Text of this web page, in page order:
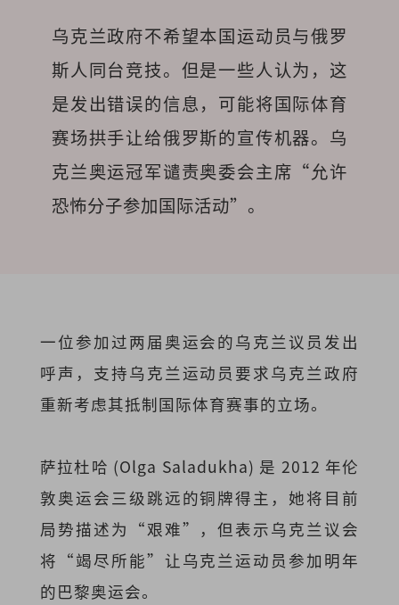
乌克兰政府不希望本国运动员与俄罗
斯人同台竞技。但是一些人认为，这
是发出错误的信息，可能将国际体育
赛场拱手让给俄罗斯的宣传机器。乌
克兰奥运冠军谴责奥委会主席“允许
恐怖分子参加国际活动”。
一位参加过两届奥运会的乌克兰议员发出
呼声，支持乌克兰运动员要求乌克兰政府
重新考虑其抵制国际体育赛事的立场。
萨拉杜哈 (Olga Saladukha) 是 2012 年伦
敦奥运会三级跳远的铜牌得主，她将目前
局势描述为“艰难”，但表示乌克兰议会
将“竭尽所能”让乌克兰运动员参加明年
的巴黎奥运会。